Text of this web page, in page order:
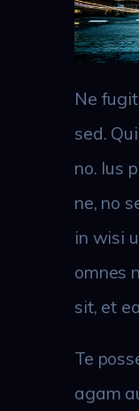
Ne
sed.
no. Ius
ne, no
in wisi
omnes
sit, et
Te
agam